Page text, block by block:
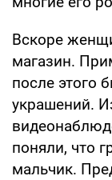
Вскоре
магазин.
после этого
украшений.
поняли, что
мальчик.